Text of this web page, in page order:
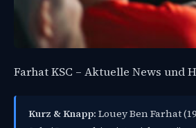
Farhat KSC – Aktuelle News und
Kurz & Knapp: Louey Ben Farhat